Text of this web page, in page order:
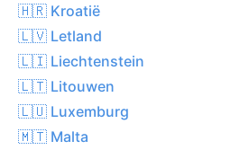
🇭🇷 Kroatië
🇱🇻 Letland
🇱🇮 Liechtenstein
🇱🇹 Litouwen
🇱🇺 Luxemburg
🇲🇹 Malta